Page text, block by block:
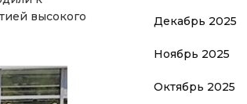
высокого
Декабрь 2025
Ноябрь 2025
Октябрь 2025